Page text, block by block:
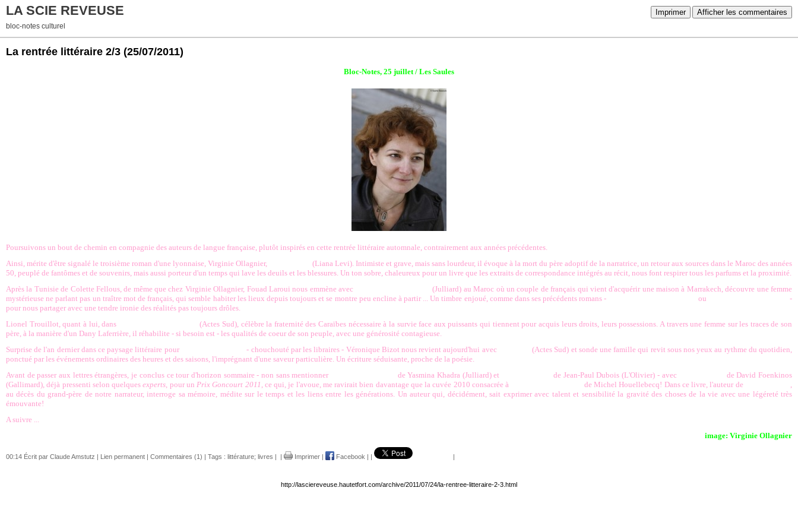
Imprimer Afficher les commentaires
LA SCIE REVEUSE
bloc-notes culturel
La rentrée littéraire 2/3 (25/07/2011)
Bloc-Notes, 25 juillet / Les Saules
Poursuivons un bout de chemin en compagnie des auteurs de langue française, plutôt inspirés en cette rentrée littéraire automnale, contrairement aux années précédentes.
Ainsi, mérite d'être signalé le troisième roman d'une lyonnaise, Virginie Ollagnier,
(Liana Levi). Intimiste et grave, mais sans lourdeur, il évoque à la mort du père adoptif de la narratrice, un retour aux sources dans le Maroc des années
50, peuplé de fantômes et de souvenirs, mais aussi porteur d'un temps qui lave les deuils et les blessures. Un ton sobre, chaleureux pour un livre que les extraits de correspondance intégrés au récit, nous font respirer tous les parfums et la proximité.
Après la Tunisie de Colette Fellous, de même que chez Virginie Ollagnier, Fouad Laroui nous emmène avec
(Julliard) au Maroc où un couple de français qui vient d'acquérir une maison à Marrakech, découvre une femme
mystérieuse ne parlant pas un traître mot de français, qui semble habiter les lieux depuis toujours et se montre peu encline à partir ... Un timbre enjoué, comme dans ses précédents romans -
ou
-
pour nous partager avec une tendre ironie des réalités pas toujours drôles.
Lionel Trouillot, quant à lui, dans
(Actes Sud), célèbre la fraternité des Caraïbes nécessaire à la survie face aux puissants qui tiennent pour acquis leurs droits, leurs possessions. A travers une femme sur les traces de son
père, à la manière d'un Dany Laferrière, il réhabilite - si besoin est - les qualités de coeur de son peuple, avec une générosité contagieuse.
Surprise de l'an dernier dans ce paysage littéraire pour
- chouchouté par les libraires - Véronique Bizot nous revient aujourd'hui avec Un avenir(Actes Sud) et sonde une famille qui revit sous nos yeux au rythme du quotidien,
ponctué par les événements ordinaires des heures et des saisons, l'imprégnant d'une saveur particulière. Un écriture séduisante, proche de la poésie.
Avant de passer aux lettres étrangères, je conclus ce tour d'horizon sommaire - non sans mentionner
de Yasmina Khadra (Julliard) et Le cas Sneidjerde Jean-Paul Dubois (L'Olivier) -avec
de David Foenkinos
(Gallimard), déjà pressenti selon quelquesexperts, pour unPrix Goncourt 2011 , ce qui, je l'avoue, me ravirait bien davantage que la cuvée 2010 consacrée à de Michel Houellebecq! Dans ce livre, l'auteur de
,
au décès du grand-père de notre narrateur, interroge sa mémoire, médite sur le temps et les liens entre les générations. Un auteur qui, décidément, sait exprimer avec talent et sensibilité la gravité des choses de la vie avec une légéreté très
émouvante!
A suivre ...
image: Virginie Ollagnier
00:14 Écrit par Claude Amstutz | Lien permanent | Commentaires (1) | Tags : littérature; livres | | Imprimer | Facebook | | |
http://lasciereveuse.hautetfort.com/archive/2011/07/24/la-rentree-litteraire-2-3.html